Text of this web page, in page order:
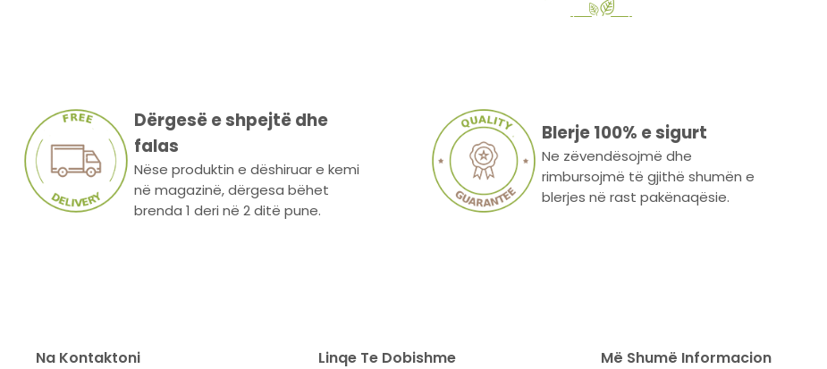
Dërgesë e shpejtë dhe
falas
Nëse produktin e dëshiruar e kemi
në magazinë, dërgesa bëhet
brenda 1 deri në 2 ditë pune.
Blerje 100% e sigurt
Ne zëvendësojmë dhe
rimbursojmë të gjithë shumën e
blerjes në rast pakënaqësie.
Na Kontaktoni Linqe Te Dobishme Më Shumë Informacion